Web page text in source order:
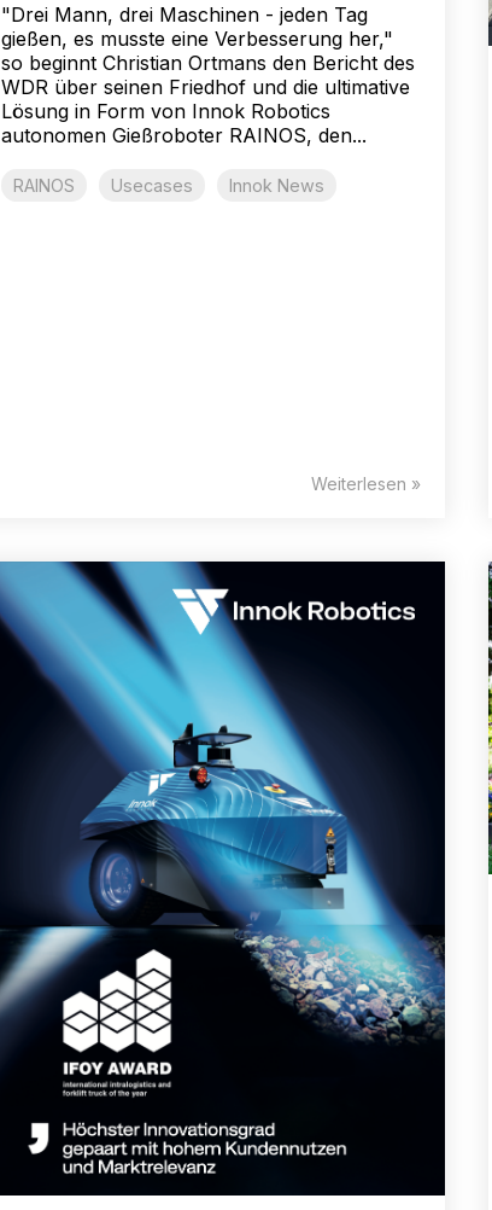
"Drei Mann, drei Maschinen - jeden Tag
gießen, es musste eine Verbesserung her,"
so beginnt Christian Ortmans den Bericht des
WDR über seinen Friedhof und die ultimative
Lösung in Form von Innok Robotics
autonomen Gießroboter RAINOS, den...
RAINOS Usecases Innok News
Weiterlesen »